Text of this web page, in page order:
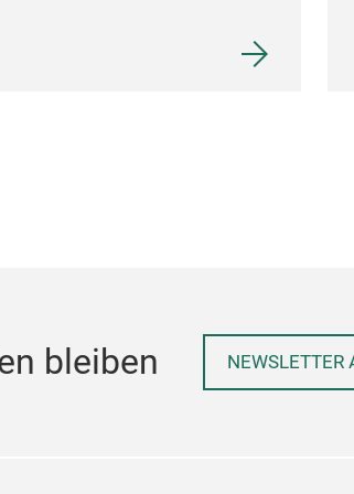
bleiben NEWSLETTER